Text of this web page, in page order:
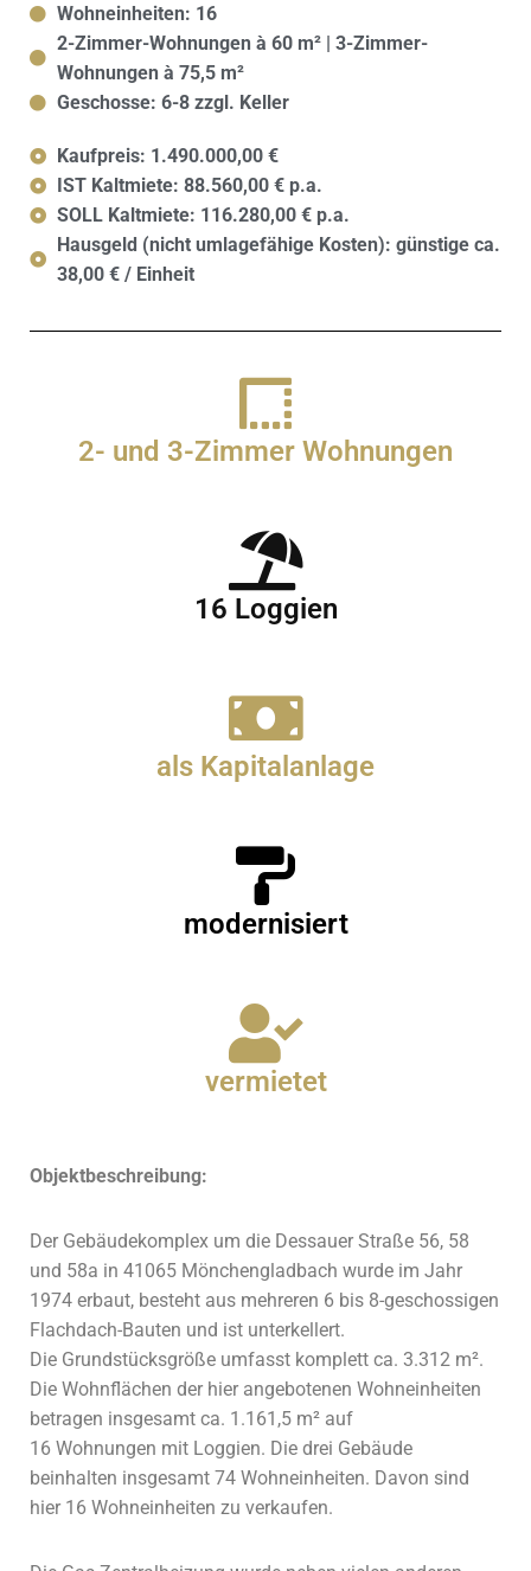
Wohneinheiten: 16
2-Zimmer-Wohnungen à 60 m² | 3-Zimmer-
Wohnungen à 75,5 m²
Geschosse: 6-8 zzgl. Keller
Kaufpreis: 1.490.000,00 €
IST Kaltmiete: 88.560,00 € p.a.
SOLL Kaltmiete: 116.280,00 € p.a.
Hausgeld (nicht umlagefähige Kosten): günstige ca.
38,00 € / Einheit
2- und 3-Zimmer Wohnungen
16 Loggien
als Kapitalanlage
modernisiert
vermietet
Objektbeschreibung:
Der Gebäudekomplex um die Dessauer Straße 56, 58
und 58a in 41065 Mönchengladbach wurde im Jahr
1974 erbaut, besteht aus mehreren 6 bis 8-geschossigen
Flachdach-Bauten und ist unterkellert.
Die Grundstücksgröße umfasst komplett ca. 3.312 m².
Die Wohnflächen der hier angebotenen Wohneinheiten
betragen insgesamt ca. 1.161,5 m² auf
16 Wohnungen mit Loggien. Die drei Gebäude
beinhalten insgesamt 74 Wohneinheiten. Davon sind
hier 16 Wohneinheiten zu verkaufen.